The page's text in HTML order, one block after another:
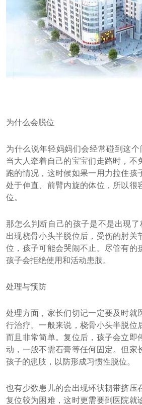
为什么会脱位
为什么说年轻妈妈们会经常碰到这个
当大人牵着自己的宝宝们走路时，不
跑的情况，这时候如果一用力拉住孩
处于伸直、前臂内旋的体位，所以很
位。
那怎么判断自己的孩子是不是出现
出现桡骨小头半脱位后，受伤的肘关
位，孩子可能会哭闹不止。尽管有的
孩子会拒绝使用和活动患肢。
处理与预防
处理方面，家长们切记一定要及时就
行治疗。一般来说，桡骨小头半脱位
而且非常简单。复位后，孩子会立即
动，一般不需石膏等任何固定。但家
孩子的患肢，以防形成习惯性脱位。
也有少数患儿的会出现环状韧带挤压
复位较为困难，这时更需要到医院就